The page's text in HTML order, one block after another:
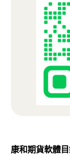
康和期貨軟體